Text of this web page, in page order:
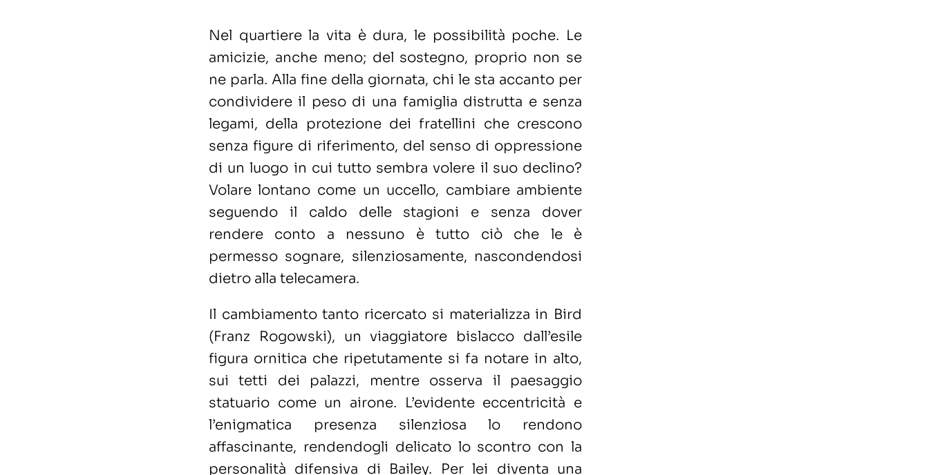
Nel quartiere la vita è dura, le possibilità poche. Le
amicizie, anche meno; del sostegno, proprio non se
ne parla. Alla fine della giornata, chi le sta accanto per
condividere il peso di una famiglia distrutta e senza
legami, della protezione dei fratellini che crescono
senza figure di riferimento, del senso di oppressione
di un luogo in cui tutto sembra volere il suo declino?
Volare lontano come un uccello, cambiare ambiente
seguendo il caldo delle stagioni e senza dover
rendere conto a nessuno è tutto ciò che le è
permesso sognare, silenziosamente, nascondendosi
dietro alla telecamera.
Il cambiamento tanto ricercato si materializza in Bird
(Franz Rogowski), un viaggiatore bislacco dall’esile
figura ornitica che ripetutamente si fa notare in alto,
sui tetti dei palazzi, mentre osserva il paesaggio
statuario come un airone. L’evidente eccentricità e
l’enigmatica presenza silenziosa lo rendono
affascinante, rendendogli delicato lo scontro con la
personalità difensiva di Bailey. Per lei diventa una